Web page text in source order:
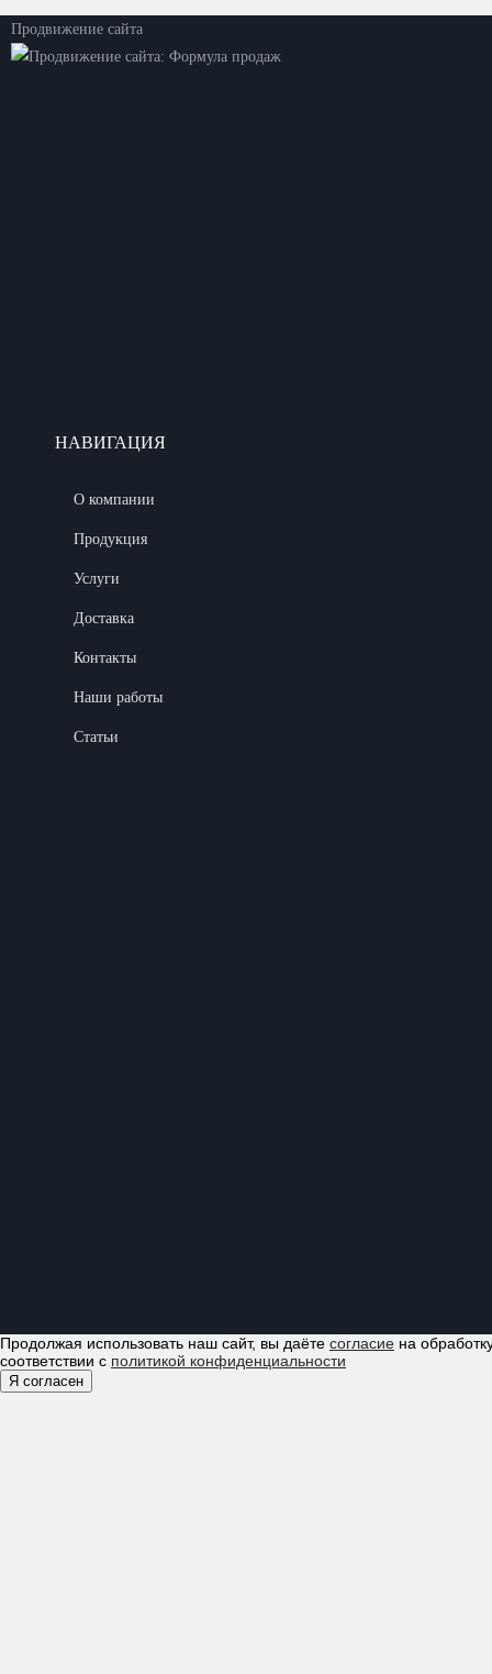
Продвижение сайта
НАВИГАЦИЯ
О компании
Продукция
Услуги
Доставка
Контакты
Наши работы
Статьи
Продолжая использовать наш сайт, вы даёте согласие на
соответствии с политикой конфиденциальности
Я согласен